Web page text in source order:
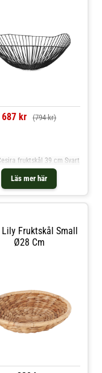
687 kr (794 kr)
Läs mer här
fruktskål 39 cm Svart
Lily Fruktskål Small
Ø28 Cm